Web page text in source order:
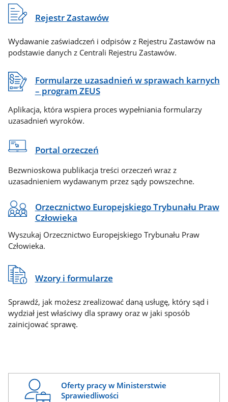
Rejestr Zastawów
Wydawanie zaświadczeń i odpisów z Rejestru Zastawów na
podstawie danych z Centrali Rejestru Zastawów.
Formularze uzasadnień w sprawach karnych
– program ZEUS
Aplikacja, która wspiera proces wypełniania formularzy
uzasadnień wyroków.
Portal orzeczeń
Bezwnioskowa publikacja treści orzeczeń wraz z
uzasadnieniem wydawanym przez sądy powszechne.
Orzecznictwo Europejskiego Trybunału Praw
Człowieka
Wyszukaj Orzecznictwo Europejskiego Trybunału Praw
Człowieka.
Wzory i formularze
Sprawdź, jak możesz zrealizować daną usługę, który sąd i
wydział jest właściwy dla sprawy oraz w jaki sposób
zainicjować sprawę.
Oferty pracy w Ministerstwie
Sprawiedliwości